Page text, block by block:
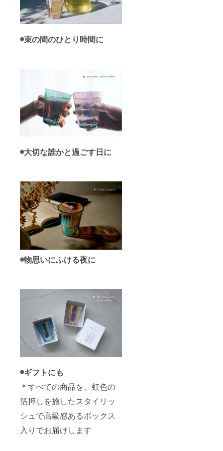
◉束の間のひとり時間に
◉大切な誰かと過ごす日に
◉物思いにふける夜に
◉ギフトにも
＊すべての商品を、虹色の
箔押しを施したスタイリッ
シュで高級感あるボックス
入りでお届けします